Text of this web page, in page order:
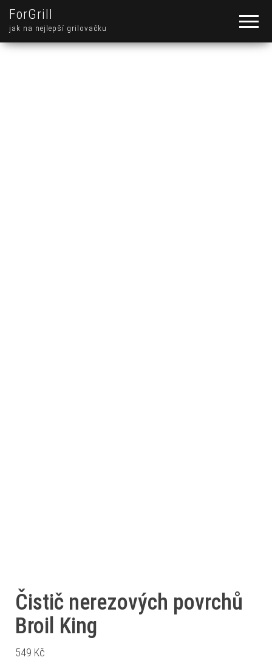
ForGrill
jak na nejlepší grilovačku
Čistič nerezových povrchů
Broil King
549 Kč